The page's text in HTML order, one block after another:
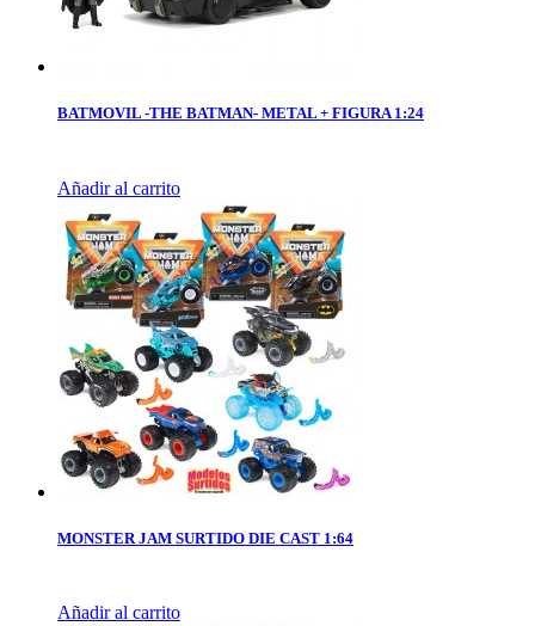
BATMOVIL -THE BATMAN- METAL + FIGURA 1:24
Añadir al carrito
MONSTER JAM SURTIDO DIE CAST 1:64
Añadir al carrito